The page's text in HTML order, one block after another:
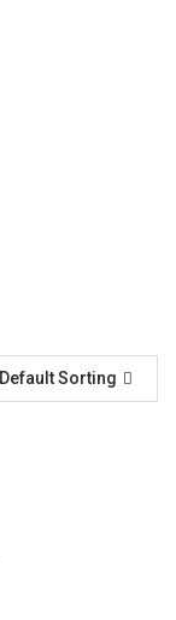
Default Sorting